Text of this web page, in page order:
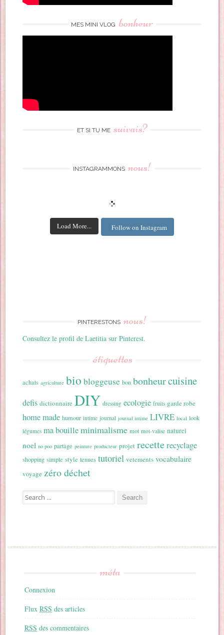
MES MINI VLOG bonheur
ET SI TU ME suivais?
INSTAGRAMMONS nous!
Load More... Follow on Instagram
PINTERESTONS nous!
Consultez le profil de Laetitia sur Pinterest.
étiquettes
achats agriculture bio bloggeuse bon bonheurcuisine
defis dictionnaire DIY dressing ecologie fruits garde robe
home made humour intime journal journal intime LIVRE local look
légumes ma bouilleminimalisme mot mot-valise naturel
noel no poo partage peinture producteur projet recetterecyclage
shopping simple style tenues tutoriel vetements vocabulaire
voyage zéro déchet
Search for:
méta
Connexion
FluxRSS des articles
RSS des commentaires